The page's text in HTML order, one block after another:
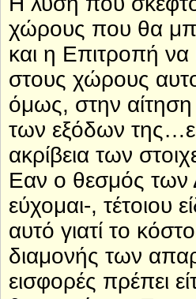
χώρους που θα
και η Επιτροπή
στους χώρους
όμως, στην
των εξόδων
ακρίβεια των
Εαν ο θεσμός των
εύχομαι-, τέτοιου
αυτό γιατί το
διαμονής των
εισφορές πρέπει